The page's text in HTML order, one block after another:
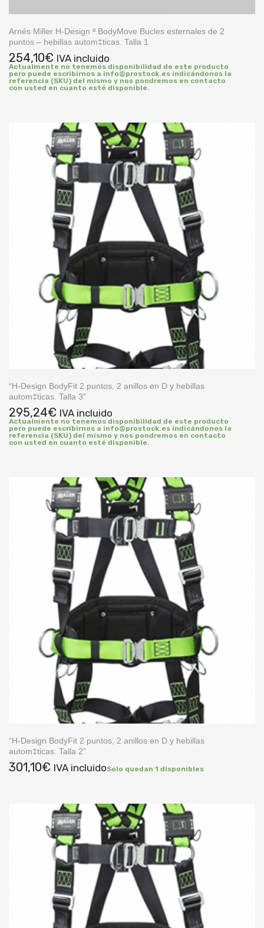
Arnés Miller H-Design ª BodyMove Bucles esternales de 2
puntos – hebillas autom‡ticas. Talla 1
254,10€ IVA incluido
Actualmente no tenemos disponibilidad de este producto
pero puede escribirnos a info@prostock.es indicándonos la
referencia (SKU) del mismo y nos pondremos en contacto
con usted en cuanto esté disponible.
“H-Design BodyFit 2 puntos, 2 anillos en D y hebillas
autom‡ticas. Talla 3”
295,24€ IVA incluido
Actualmente no tenemos disponibilidad de este producto
pero puede escribirnos a info@prostock.es indicándonos la
referencia (SKU) del mismo y nos pondremos en contacto
con usted en cuanto esté disponible.
“H-Design BodyFit 2 puntos, 2 anillos en D y hebillas
autom‡ticas. Talla 2”
301,10€ IVA incluidoSolo quedan 1 disponibles